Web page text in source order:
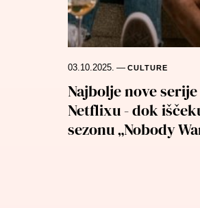
03.10.2025. — CULTURE
Najbolje nove
Netflixu - dok
sezonu „Nobody